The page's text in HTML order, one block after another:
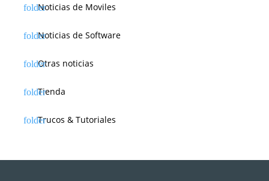
Noticias de Moviles
Noticias de Software
Otras noticias
Tienda
Trucos & Tutoriales